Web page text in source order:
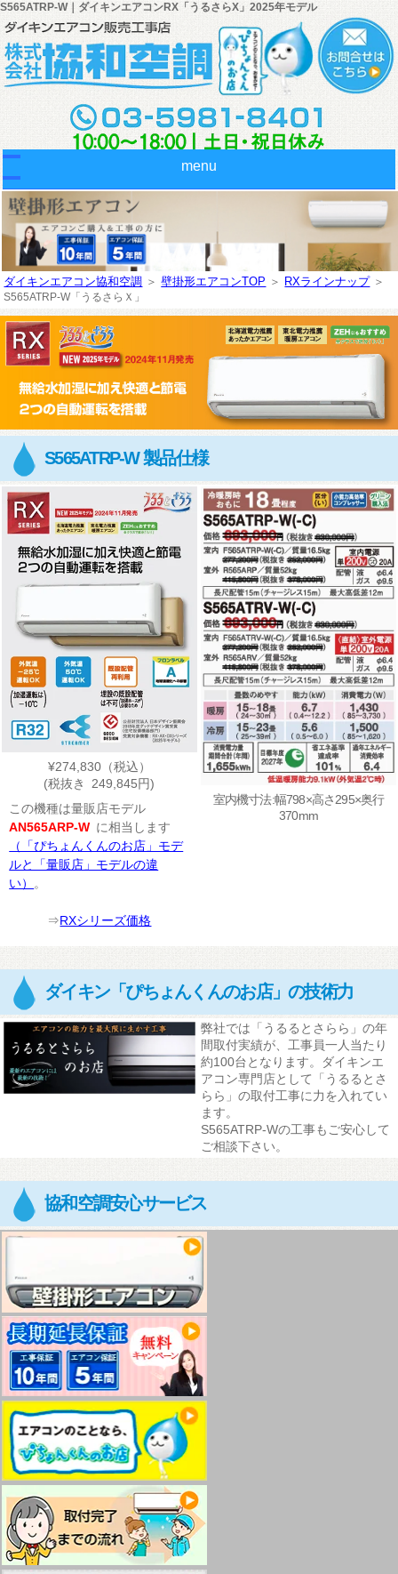
S565ATRP-W｜ダイキンエアコンRX「うるさらX」2025年モデル
menu
ダイキンエアコン協和空調 ＞壁掛形エアコンTOP ＞ RXラインナップ＞
S565ATRP-W 「うるさらＸ」
S565ATRP-W 製品仕様
¥274,830（税込）
(税抜き 249,845円)
この機種は量販店モデル
AN565ARP-W に相当します
（「ぴちょんくんのお店」モデ
ルと「量販店」モデルの違
い） 。
⇒RXシリーズ価格
室内機寸法:幅798×高さ295×奥行
370mm
ダイキン「ぴちょんくんのお店」の技術力
弊社では「うるるとさらら」の年
間取付実績が、工事員一人当たり
約100台となります。ダイキンエ
アコン専門店として「うるるとさ
らら」の取付工事に力を入れてい
ます。
S565ATRP-Wの工事もご安心して
ご相談下さい。
協和空調安心サービス